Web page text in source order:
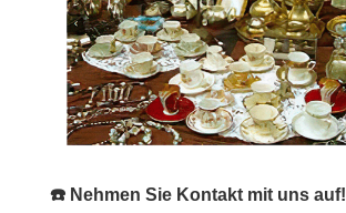
☎️ Nehmen Sie Kontakt mit uns auf!